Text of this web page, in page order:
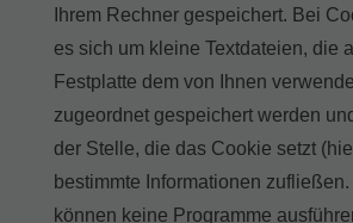
Ihrem Rechner gespeichert. Bei
es sich um kleine Textdateien, die
Festplatte dem von Ihnen
zugeordnet gespeichert werden
der Stelle, die das Cookie setzt
bestimmte Informationen
können keine Programme